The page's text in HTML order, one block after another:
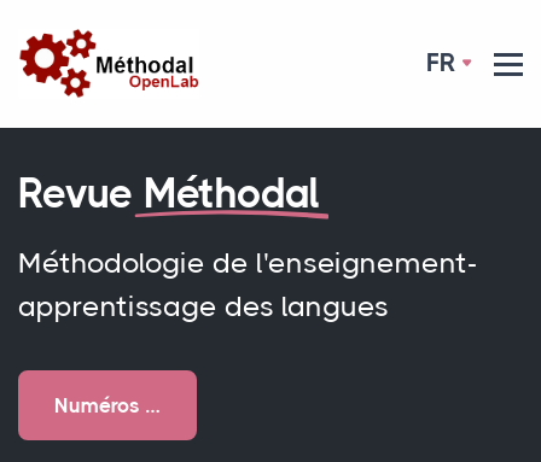
FR
Revue Méthodal
Méthodologie de l'enseignement-
apprentissage des langues
Numéros …